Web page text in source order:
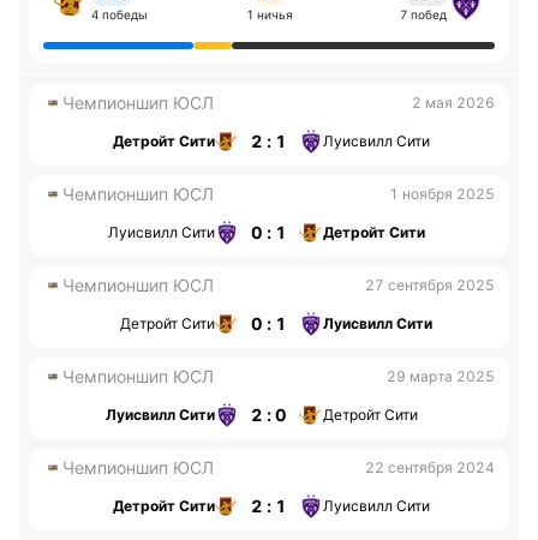
4 победы 1 ничья 7 побед
Чемпионшип ЮСЛ 2 мая 2026
Детройт Сити 2 : 1 Луисвилл Сити
Чемпионшип ЮСЛ 1 ноября 2025
Луисвилл Сити 0 : 1 Детройт Сити
Чемпионшип ЮСЛ 27 сентября 2025
Детройт Сити 0 : 1 Луисвилл Сити
Чемпионшип ЮСЛ 29 марта 2025
Луисвилл Сити 2 : 0 Детройт Сити
Чемпионшип ЮСЛ 22 сентября 2024
Детройт Сити 2 : 1 Луисвилл Сити